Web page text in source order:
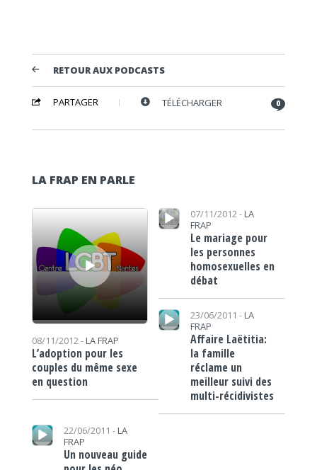
RETOUR AUX PODCASTS
PARTAGER TÉLÉCHARGER 0
LA FRAP EN PARLE
Lecteur audio
08/11/2012 - LA FRAP
L’adoption pour les
couples du même sexe
en question
Lecteur audio 07/11/2012 - LA
FRAP
Le mariage pour
les personnes
homosexuelles en
débat
Lecteur audio
23/06/2011 - LA
FRAP
Affaire Laëtitia:
la famille
réclame un
meilleur suivi des
multi-récidivistes
Lecteur audio
22/06/2011 - LA
FRAP
Un nouveau guide